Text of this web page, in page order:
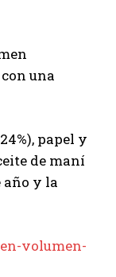
una
papel y
de maní
año y la
volumen-